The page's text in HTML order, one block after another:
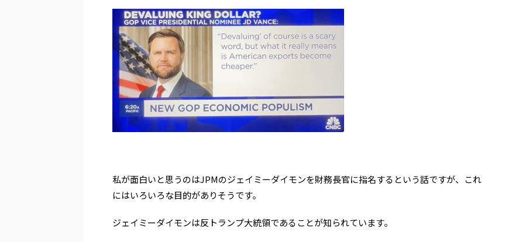
私が面白いと思うのはJPMのジェイミーダイモンを財務長官に指名するという話ですが、これ
にはいろいろな目的がありそうです。
ジェイミーダイモンは反トランプ大統領であることが知られています。